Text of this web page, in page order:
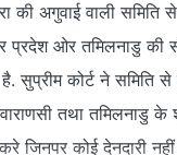
की अगुवाई वाली समिति
प्रदेश ओर तमिलनाडु की
सुप्रीम कोर्ट ने समिति से
तथा तमिलनाडु के
करे जिनपर कोई देनदारी